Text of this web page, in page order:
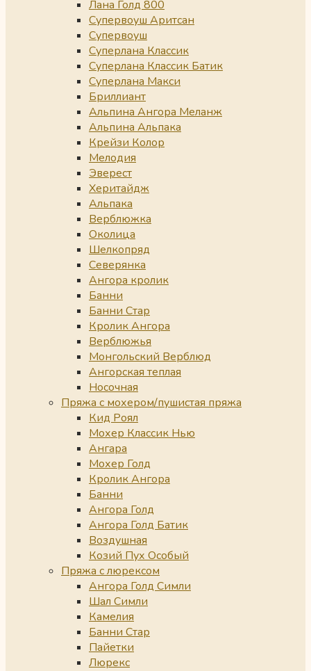
Лана Голд 800
Супервоуш Аритсан
Супервоуш
Суперлана Классик
Суперлана Классик Батик
Суперлана Макси
Бриллиант
Альпина Ангора Меланж
Альпина Альпака
Крейзи Колор
Мелодия
Эверест
Херитайдж
Альпака
Верблюжка
Околица
Шелкопряд
Северянка
Ангора кролик
Банни
Банни Стар
Кролик Ангора
Верблюжья
Монгольский Верблюд
Ангорская теплая
Носочная
Пряжа с мохером/пушистая пряжа
Кид Роял
Мохер Классик Нью
Ангара
Мохер Голд
Кролик Ангора
Банни
Ангора Голд
Ангора Голд Батик
Воздушная
Козий Пух Особый
Пряжа с люрексом
Ангора Голд Симли
Шал Симли
Камелия
Банни Стар
Пайетки
Люрекс